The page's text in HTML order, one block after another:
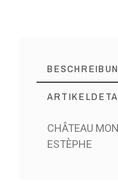
CHÂTEAU
ESTÈPHE